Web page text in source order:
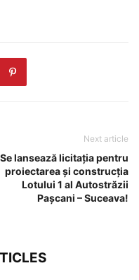
Next article
Se lansează licitația pentru
proiectarea și construcția
Lotului 1 al Autostrăzii
Pașcani – Suceava!